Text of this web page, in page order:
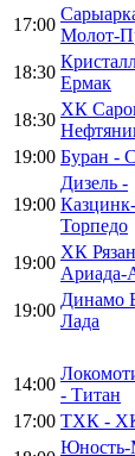
17:00
Молот-
18:30
Ермак
18:30
ХК
19:00 Буран -
19:00
Дизель -
Казцинк-
Торпедо
19:00
ХК
Ариада-
19:00
Динамо
Лада
14:00
- Титан
17:00 ТХК -